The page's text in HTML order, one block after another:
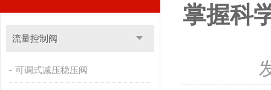
流量控制阀
可调式减压稳压阀
掌握科